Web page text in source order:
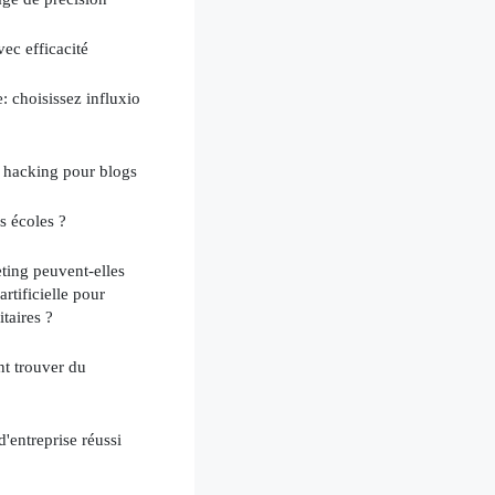
efficacité
choisissez influxio
hacking pour blogs
écoles ?
peuvent-elles
pour
?
trouver du
réussi